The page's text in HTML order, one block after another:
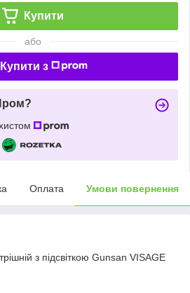
Купити
або
Купити з
Оплата Умови повернення
з підсвіткою Gunsan VISAGE